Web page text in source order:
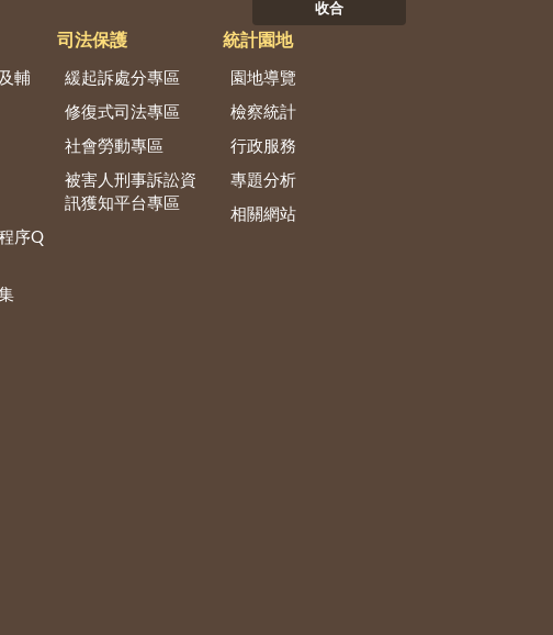
收合
輔
序Q
司法保護
緩起訴處分專區
修復式司法專區
社會勞動專區
被害人刑事訴訟資
訊獲知平台專區
統計園地
園地導覽
檢察統計
行政服務
專題分析
相關網站